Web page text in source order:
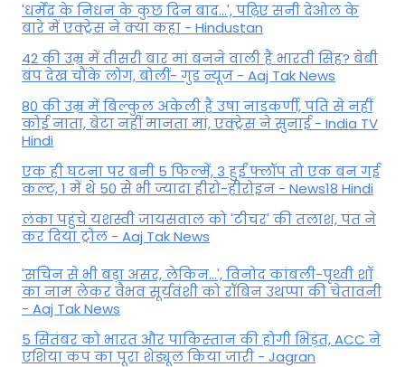
'धर्मेंद्र के निधन के कुछ दिन बाद...', पढ़िए सनी देओल के
बारे में एक्ट्रेस ने क्या कहा - Hindustan
42 की उम्र में तीसरी बार मां बनने वाली हैं भारती सिंह? बेबी
बंप देख चौंके लोग, बोलीं- गुड न्यूज - Aaj Tak News
80 की उम्र में बिल्कुल अकेली हैं उषा नाडकर्णी, पति से नहीं
कोई नाता, बेटा नहीं मानता मां, एक्ट्रेस ने सुनाई - India TV
Hindi
एक ही घटना पर बनी 5 फिल्में, 3 हुईं फ्लॉप तो एक बन गई
कल्ट, 1 में थे 50 से भी ज्यादा हीरो-हीरोइन - News18 Hindi
लंका पहुंचे यशस्वी जायसवाल को 'टीचर' की तलाश, पंत ने
कर द‍िया ट्रोल - Aaj Tak News
'सचिन से भी बड़ा असर, लेकिन...', व‍िनोद कांबली-पृथ्वी शॉ
का नाम लेकर वैभव सूर्यवंशी को रॉबिन उथप्पा की चेतावनी
- Aaj Tak News
5 सितंबर को भारत और पाकिस्‍तान की होगी भिड़ंत, ACC ने
एशिया कप का पूरा शेड्यूल किया जारी - Jagran